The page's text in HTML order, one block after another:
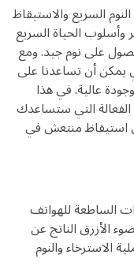
السريع والاستيقاظ
الحياة السريع
على نوم جيد. ومع
يمكن أن تساعدنا على
عالية. في هذا
التي ستساعدك
استيقاظ منتعش في
الساطعة للهواتف
الأزرق الناتج عن
الاسترخاء والنوم